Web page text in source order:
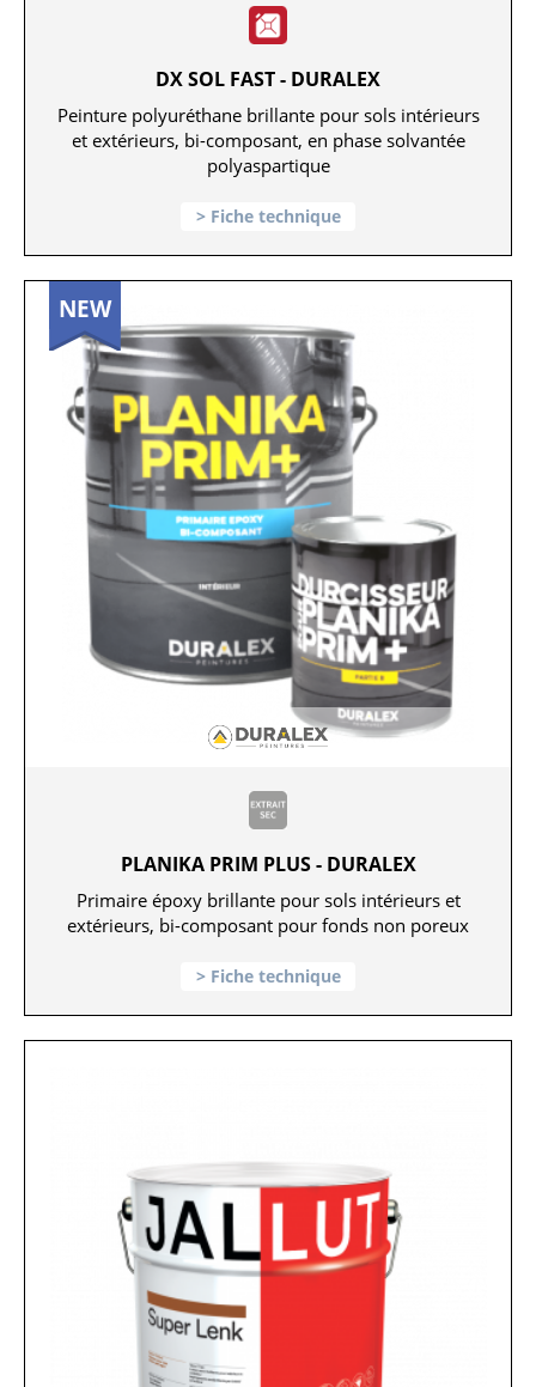
DX SOL FAST - DURALEX
Peinture polyuréthane brillante pour sols intérieurs
et extérieurs, bi-composant, en phase solvantée
polyaspartique
Fiche technique
NEW
PLANIKA PRIM PLUS - DURALEX
Primaire époxy brillante pour sols intérieurs et
extérieurs, bi-composant pour fonds non poreux
Fiche technique